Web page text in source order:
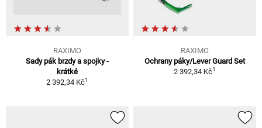
RAXIMO
Sady pák brzdy a spojky -
krátké
2 392,34 Kč1
RAXIMO
Ochrany páky/Lever Guard Set
2 392,34 Kč1